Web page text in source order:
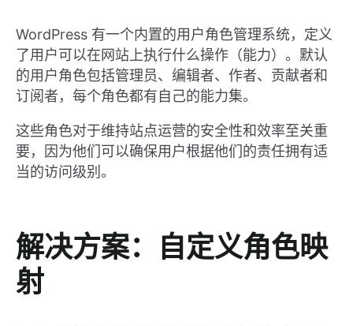
WordPress 有一个内置的用户角色管理系统，定义
了用户可以在网站上执行什么操作（能力）。默认
的用户角色包括管理员、编辑者、作者、贡献者和
订阅者，每个角色都有自己的能力集。
这些角色对于维持站点运营的安全性和效率至关重
要，因为他们可以确保用户根据他们的责任拥有适
当的访问级别。
解决方案：自定义角色映
射